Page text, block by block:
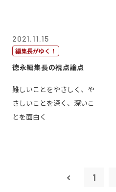
2021.11.15
編集長がゆく！
徳永編集長の視点論点
難しいことをやさしく、や
さしいことを深く、深いこ
とを面白く
1